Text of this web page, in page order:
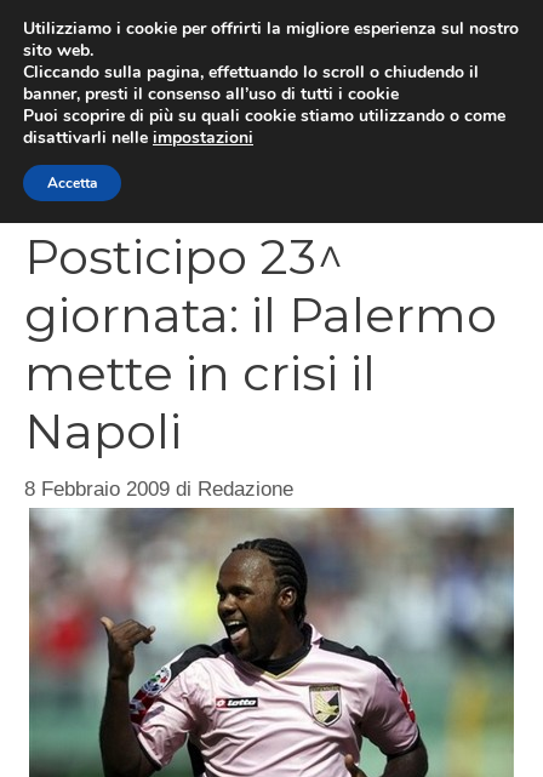
contenuto
Posticipo 23^
giornata: il Palermo
mette in crisi il
Napoli
8 Febbraio 2009 di Redazione
Utilizziamo i cookie per offrirti la migliore esperienza sul nostro
sito web.
Cliccando sulla pagina, effettuando lo scroll o chiudendo il
banner, presti il consenso all’uso di tutti i cookie
Puoi scoprire di più su quali cookie stiamo utilizzando o come
disattivarli nelle impostazioni
Accetta